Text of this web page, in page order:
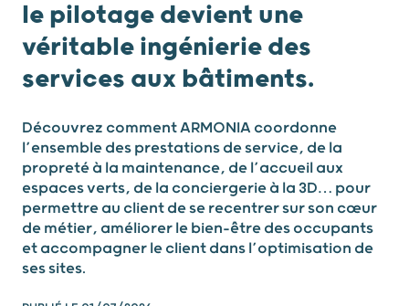
le pilotage devient une
véritable ingénierie des
services aux bâtiments.
Découvrez comment ARMONIA coordonne
l’ensemble des prestations de service, de la
propreté à la maintenance, de l’accueil aux
espaces verts, de la conciergerie à la 3D… pour
permettre au client de se recentrer sur son cœur
de métier, améliorer le bien-être des occupants
et accompagner le client dans l’optimisation de
ses sites.